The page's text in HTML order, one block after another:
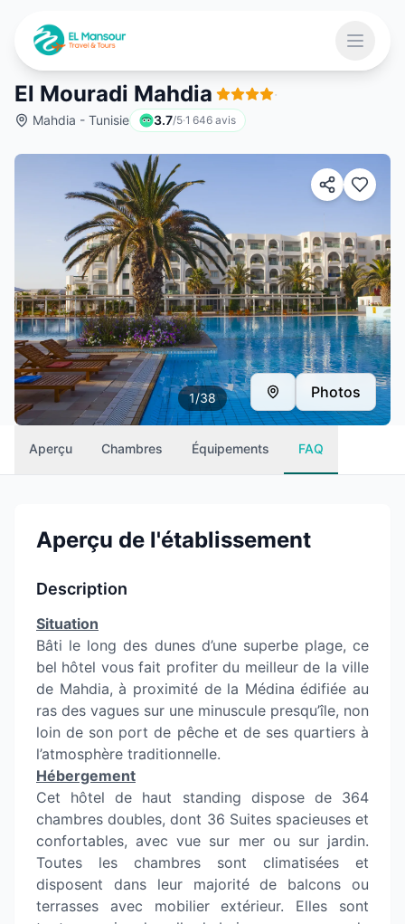
Ouvrir
El Mouradi Mahdia ·
Mahdia - Tunisie 3.7/5·1 646 avis
1/38 Photos
Aperçu Chambres Équipements FAQ
Aperçu de l'établissement
Description
Situation
Bâti le long des dunes d’une superbe plage, ce
bel hôtel vous fait profiter du meilleur de la ville
de Mahdia, à proximité de la Médina édifiée au
ras des vagues sur une minuscule presqu’île, non
loin de son port de pêche et de ses quartiers à
l’atmosphère traditionnelle.
Hébergement
Cet hôtel de haut standing dispose de 364
chambres doubles, dont 36 Suites spacieuses et
confortables, avec vue sur mer ou sur jardin.
Toutes les chambres sont climatisées et
disposent dans leur majorité de balcons ou
terrasses avec mobilier extérieur. Elles sont